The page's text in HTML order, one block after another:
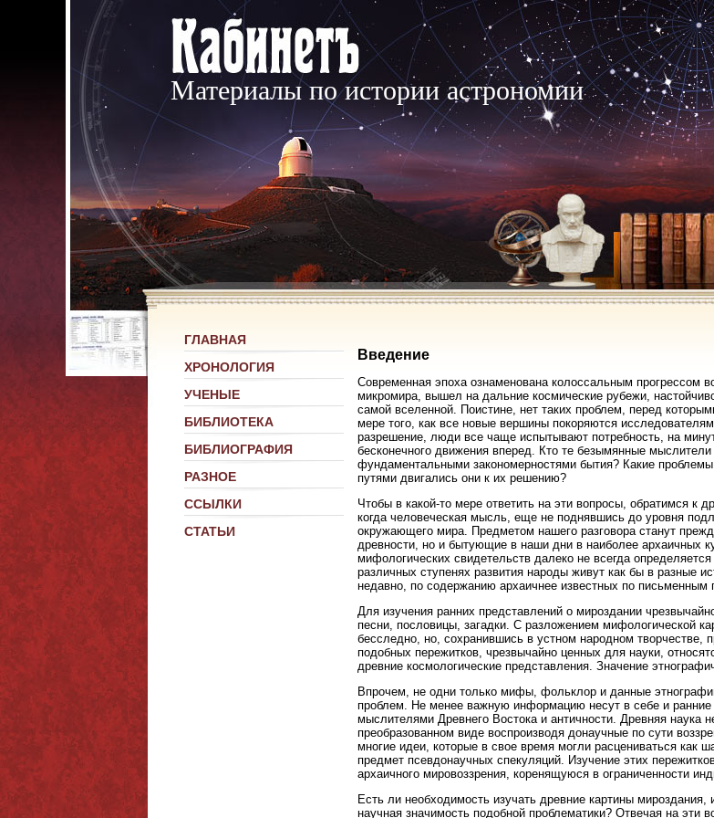
Материалы по истории астрономии
ГЛАВНАЯ
ХРОНОЛОГИЯ
УЧЕНЫЕ
БИБЛИОТЕКА
БИБЛИОГРАФИЯ
РАЗНОЕ
ССЫЛКИ
СТАТЬИ
Введение
Современная эпоха ознаменована колоссальным прогрессом
микромира, вышел на дальние космические рубежи,
самой вселенной. Поистине, нет таких проблем, перед
мере того, как все новые вершины покоряются
разрешение, люди все чаще испытывают потребность, на
бесконечного движения вперед. Кто те безымянные
фундаментальными закономерностями бытия? Какие
путями двигались они к их решению?
Чтобы в какой-то мере ответить на эти вопросы, обратимся
когда человеческая мысль, еще не поднявшись до уровня
окружающего мира. Предметом нашего разговора станут
древности, но и бытующие в наши дни в наиболее архаичных
мифологических свидетельств далеко не всегда
различных ступенях развития народы живут как бы в разные
недавно, по содержанию архаичнее известных по письменным
Для изучения ранних представлений о мироздании
песни, пословицы, загадки. С разложением мифологической
бесследно, но, сохранившись в устном народном творчестве,
подобных пережитков, чрезвычайно ценных для науки,
древние космологические представления. Значение
Впрочем, не одни только мифы, фольклор и данные
проблем. Не менее важную информацию несут в себе и
мыслителями Древнего Востока и античности. Древняя
преобразованном виде воспроизводя донаучные по сути
многие идеи, которые в свое время могли расцениваться как
предмет псевдонаучных спекуляций. Изучение этих
архаичного мировоззрения, коренящуюся в ограниченности
Есть ли необходимость изучать древние картины
научная значимость подобной проблематики? Отвечая на эти